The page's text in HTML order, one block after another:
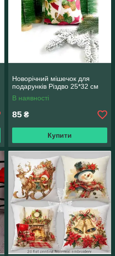
Новорічний мішечок для
подарунків Різдво 25*32 см
В наявності
85 ₴
Купити